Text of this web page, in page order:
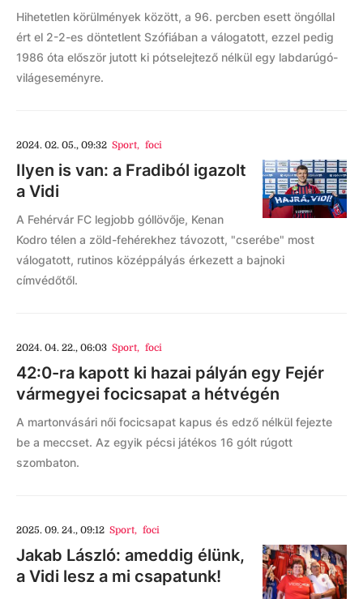
Hihetetlen körülmények között, a 96. percben esett öngóllal
ért el 2-2-es döntetlent Szófiában a válogatott, ezzel pedig
1986 óta először jutott ki pótselejtező nélkül egy labdarúgó-
világeseményre.
2024. 02. 05., 09:32 Sport, foci
Ilyen is van: a Fradiból igazolt
a Vidi
A Fehérvár FC legjobb góllövője, Kenan
Kodro télen a zöld-fehérekhez távozott, "cserébe" most
válogatott, rutinos középpályás érkezett a bajnoki
címvédőtől.
2024. 04. 22., 06:03 Sport, foci
42:0-ra kapott ki hazai pályán egy Fejér
vármegyei focicsapat a hétvégén
A martonvásári női focicsapat kapus és edző nélkül fejezte
be a meccset. Az egyik pécsi játékos 16 gólt rúgott
szombaton.
2025. 09. 24., 09:12 Sport, foci
Jakab László: ameddig élünk,
a Vidi lesz a mi csapatunk!